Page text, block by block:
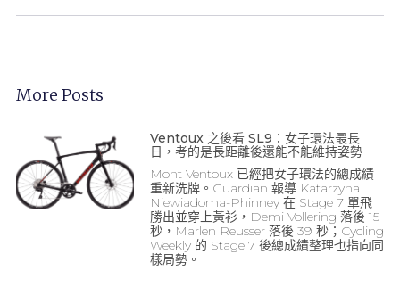
More Posts
Ventoux 之後看 SL9：女子環法最長
日，考的是長距離後還能不能維持姿勢
Mont Ventoux 已經把女子環法的總成績
重新洗牌。Guardian 報導 Katarzyna
Niewiadoma-Phinney 在 Stage 7 單飛
勝出並穿上黃衫，Demi Vollering 落後 15
秒，Marlen Reusser 落後 39 秒；Cycling
Weekly 的 Stage 7 後總成績整理也指向同
樣局勢。